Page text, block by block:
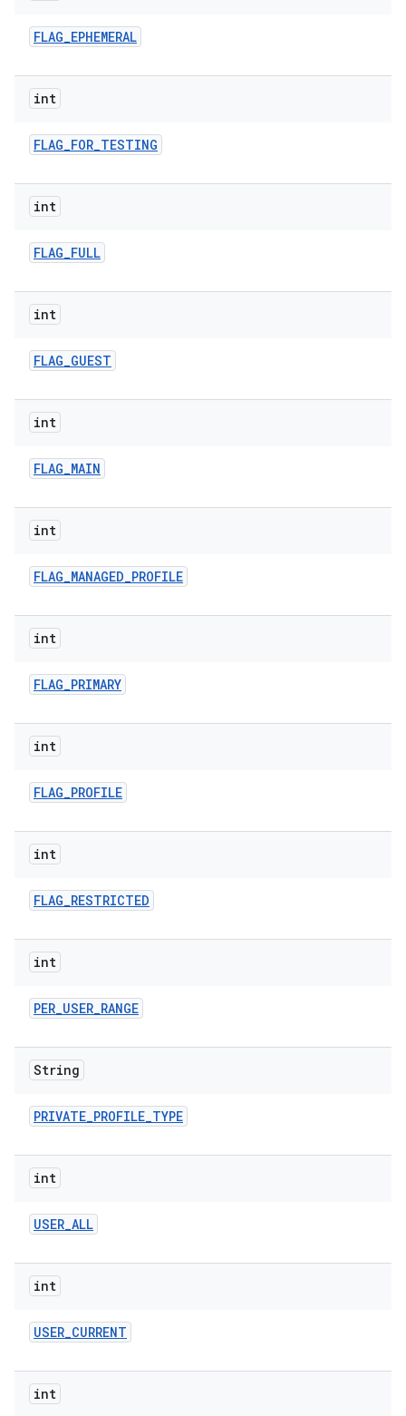
FLAG_EPHEMERAL
int
FLAG_FOR_TESTING
int
FLAG_FULL
int
FLAG_GUEST
int
FLAG_MAIN
int
FLAG_MANAGED_PROFILE
int
FLAG_PRIMARY
int
FLAG_PROFILE
int
FLAG_RESTRICTED
int
PER_USER_RANGE
String
PRIVATE_PROFILE_TYPE
int
USER_ALL
int
USER_CURRENT
int